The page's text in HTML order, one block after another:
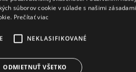
súborov cookie v súlade s našimi zásadami
Prečítať viac
NEKLASIFIKOVANÉ
ODMIETNUŤ VŠETKO